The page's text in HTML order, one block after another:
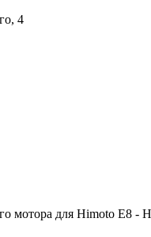
4
мотора для Himoto E8 -